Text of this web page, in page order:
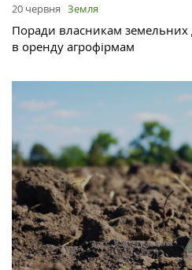
20 червня Земля
Поради власникам земельних
в оренду агрофірмам